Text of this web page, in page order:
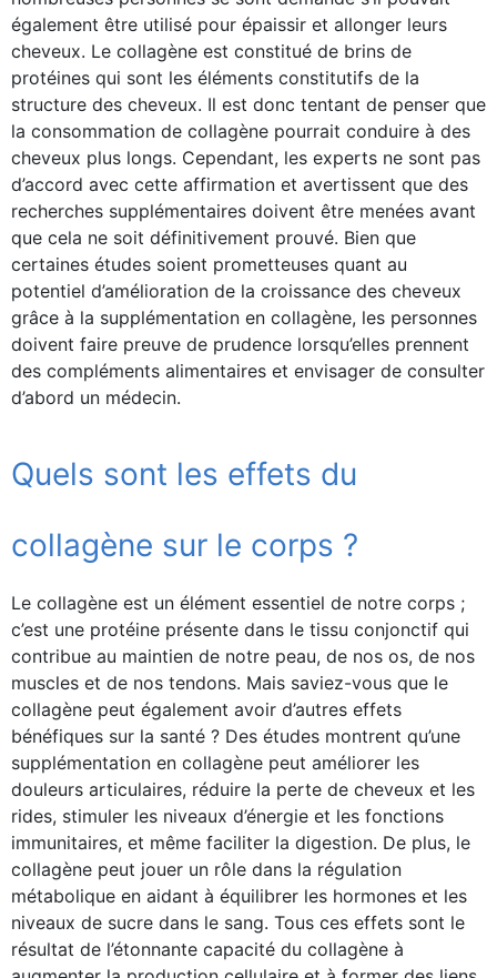
également être utilisé pour épaissir et allonger leurs
cheveux. Le collagène est constitué de brins de
protéines qui sont les éléments constitutifs de la
structure des cheveux. Il est donc tentant de penser que
la consommation de collagène pourrait conduire à des
cheveux plus longs. Cependant, les experts ne sont pas
d’accord avec cette affirmation et avertissent que des
recherches supplémentaires doivent être menées avant
que cela ne soit définitivement prouvé. Bien que
certaines études soient prometteuses quant au
potentiel d’amélioration de la croissance des cheveux
grâce à la supplémentation en collagène, les personnes
doivent faire preuve de prudence lorsqu’elles prennent
des compléments alimentaires et envisager de consulter
d’abord un médecin.
Quels sont les effets du
collagène sur le corps ?
Le collagène est un élément essentiel de notre corps ;
c’est une protéine présente dans le tissu conjonctif qui
contribue au maintien de notre peau, de nos os, de nos
muscles et de nos tendons. Mais saviez-vous que le
collagène peut également avoir d’autres effets
bénéfiques sur la santé ? Des études montrent qu’une
supplémentation en collagène peut améliorer les
douleurs articulaires, réduire la perte de cheveux et les
rides, stimuler les niveaux d’énergie et les fonctions
immunitaires, et même faciliter la digestion. De plus, le
collagène peut jouer un rôle dans la régulation
métabolique en aidant à équilibrer les hormones et les
niveaux de sucre dans le sang. Tous ces effets sont le
résultat de l’étonnante capacité du collagène à